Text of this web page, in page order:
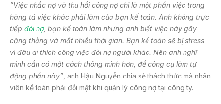
“Việc nhắc nợ và thu hồi công nợ chỉ là một phần việc trong
hàng tá việc khác phải làm của bạn kế toán. Anh không trực
tiếp đòi nợ, bạn kế toán làm nhưng anh biết việc này gây
căng thẳng và mất nhiều thời gian. Bạn kế toán sẽ bị stress
vì đâu ai thích công việc đòi nợ người khác. Nên anh nghĩ
mình cần có một cách thông minh hơn, để công cụ làm tự
động phần này” , anh Hậu Nguyễn chia sẻ thách thức mà nhân
viên kế toán phải đối mặt khi quản lý công nợ tại công ty.